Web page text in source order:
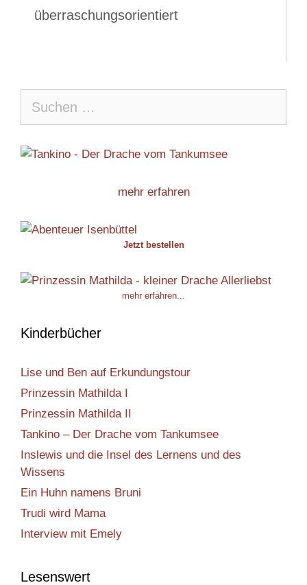
überraschungsorientiert
nach:
mehr erfahren
Jetzt bestellen
mehr erfahren...
Kinderbücher
Lise und Ben auf Erkundungstour
Prinzessin Mathilda I
Prinzessin Mathilda II
Tankino – Der Drache vom Tankumsee
Inslewis und die Insel des Lernens und des
Wissens
Ein Huhn namens Bruni
Trudi wird Mama
Interview mit Emely
Lesenswert